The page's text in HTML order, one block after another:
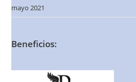
mayo 2021
Beneficios: